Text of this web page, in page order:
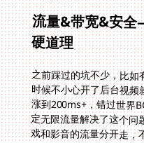
流量&带宽&安
硬道理
之前踩过的坑不少，比
时候不小心开了后台视频
涨到200ms+，错过世界
戏和影音的流量分开走，